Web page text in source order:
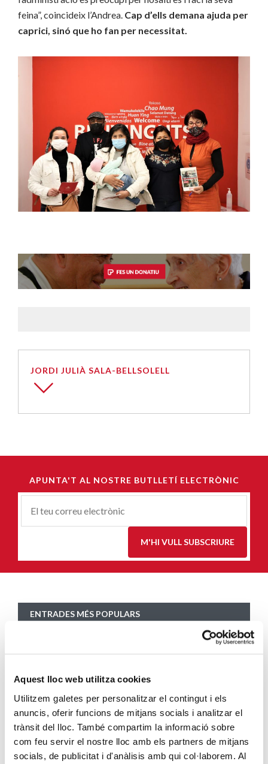
Aquest lloc web utilitza cookies
Utilitzem galetes per personalitzar el contingut i els
anuncis, oferir funcions de mitjans socials i analitzar el
trànsit del lloc. També compartim la informació sobre
com feu servir el nostre lloc amb els partners de mitjans
socials, de publicitat i d'anàlisis amb qui col·laborem. Al
feina”, coincideix l’Andrea. Cap d’ells demana ajuda per
caprici, sinó que ho fan per necessitat.
JORDI JULIÀ SALA-BELLSOLELL
APUNTA'T AL NOSTRE BUTLLETÍ ELECTRÒNIC
Correu-
M'HI VULL SUBSCRIURE
ENTRADES MÉS POPULARS
Càritas adequa la seva acció social a les
noves mesures excepcionals generades
SEGUEIX LLEGINT
Descarrega’t el manual de la corona
d’Advent